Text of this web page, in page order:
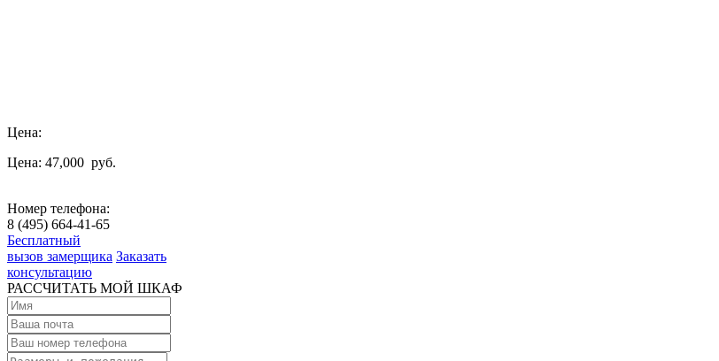
Цена:
Цена: 47,000 руб.
Номер телефона:
8 (495) 664-41-65
Бесплатный
вызов замерщика Заказать
консультацию
РАССЧИТАТЬ МОЙ ШКАФ